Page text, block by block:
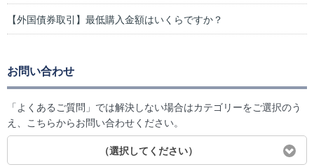
【外国債券取引】最低購入金額はいくらですか？
お問い合わせ
「よくあるご質問」では解決しない場合はカテゴリーをご選択のう
え、こちらからお問い合わせください。
（選択してください）